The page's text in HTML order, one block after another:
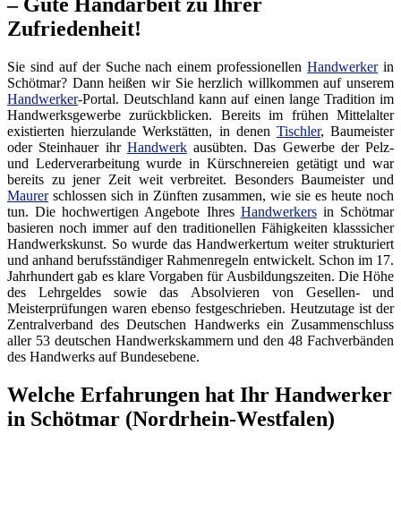
Zufriedenheit!
Sie sind auf der Suche nach einem professionellenHandwerkerin
Schötmar? Dann heißen wir Sie herzlich willkommen auf unserem
Handwerker-Portal. Deutschland kann auf einen lange Tradition im
Handwerksgewerbe zurückblicken. Bereits im frühen Mittelalter
existierten hierzulande Werkstätten, in denen Tischler, Baumeister
oder Steinhauer ihr Handwerkausübten. Das Gewerbe der Pelz-
und Lederverarbeitung wurde in Kürschnereien getätigt und war
bereits zu jener Zeit weit verbreitet. Besonders Baumeister und
Maurerschlossen sich in Zünften zusammen, wie sie es heute noch
tun. Die hochwertigen Angebote Ihres Handwerkersin Schötmar
basieren noch immer auf den traditionellen Fähigkeiten klasssicher
Handwerkskunst. So wurde das Handwerkertum weiter strukturiert
und anhand berufsständiger Rahmenregeln entwickelt. Schon im 17.
Jahrhundert gab es klare Vorgaben für Ausbildungszeiten. Die Höhe
des Lehrgeldes sowie das Absolvieren von Gesellen- und
Meisterprüfungen waren ebenso festgeschrieben. Heutzutage ist der
Zentralverband des Deutschen Handwerks ein Zusammenschluss
aller 53 deutschen Handwerkskammern und den 48 Fachverbänden
des Handwerks auf Bundesebene.
Welche Erfahrungen hat Ihr Handwerker
in Schötmar (Nordrhein-Westfalen)